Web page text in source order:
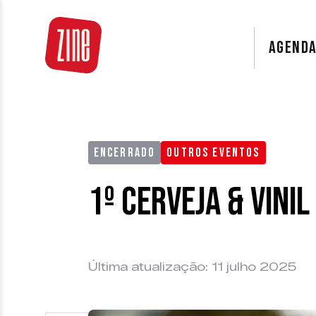
ENCERRADO OUTROS EVENTOS
1º Cerveja &
Última atualização: 11 julho 2025